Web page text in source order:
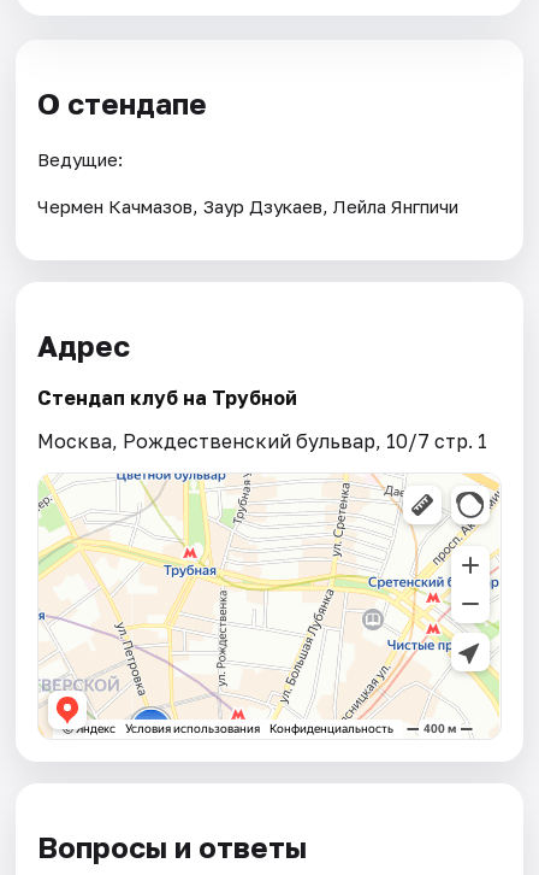
О стендапе
Ведущие:
Чермен Качмазов, Заур Дзукаев, Лейла Янгпичи
Адрес
Стендап клуб на Трубной
Москва, Рождественский бульвар, 10/7 стр. 1
Вопросы и ответы